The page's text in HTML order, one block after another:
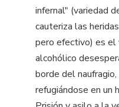
infernal" (variedad
cauteriza las
pero efectivo) es el
alcohólico
borde del
refugiándose en un